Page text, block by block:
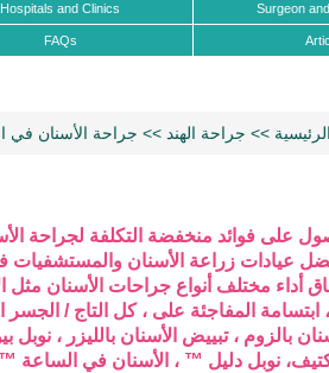
Hospitals and Clinics Surgeon
FAQs
>> جراحة الهند >> جراحة الأسنان في
على فوائد منخفضة التكلفة لجراحة
عيادات زراعة الأسنان والمستشفيات
أداء مختلف أنواع جراحات الأسنان مثل
ساعة ™ ، ابتسامة المفاجئة على ، كل التاج /
بالزوم ، تبييض الأسنان بالليزر ، نوبل
أكتيف، نوبل دليل ™ ، الأسنان في الساعة